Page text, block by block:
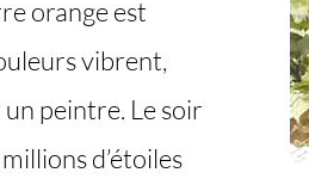
orange est
vibrent,
peintre. Le soir
d’étoiles